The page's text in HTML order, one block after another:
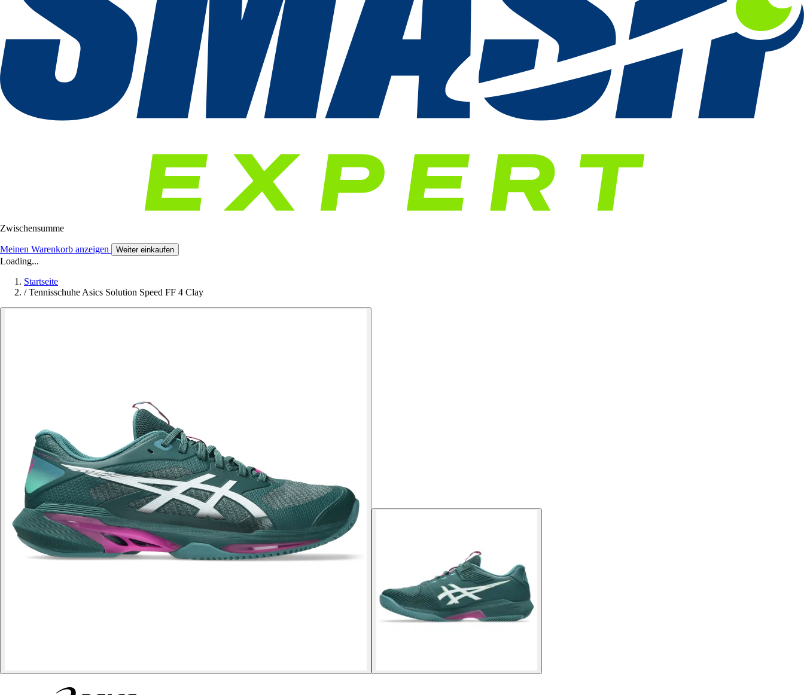
Zwischensumme
Meinen Warenkorb anzeigen Weiter einkaufen
Loading...
Startseite
/ Tennisschuhe Asics Solution Speed FF 4 Clay